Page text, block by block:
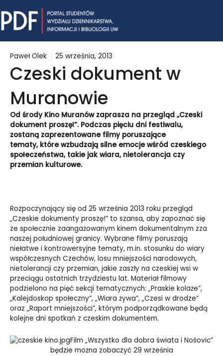
to
content
Paweł Olek 25 września, 2013
Czeski dokument w
Muranowie
Od środy Kino Muranów zaprasza na przegląd „Czeski
dokument proszę!”. Podczas pięciu dni festiwalu,
zostaną zaprezentowane filmy poruszające
tematy, które wzbudzają silne emocje wśród czeskiego
społeczeństwa, takie jak wiara, nietolerancja czy
przemian kulturowe.
Rozpoczynający się od 25 września 2013 roku przegląd
„Czeskie dokumenty proszę!” to szansa, aby zapoznać się
ze społecznie zaangażowanym kinem dokumentalnym zza
naszej południowej granicy. Wybrane filmy poruszają
niełatwe i kontrowersyjne tematy, m.in. stosunku do wiary
współczesnych Czechów, losu mniejszości narodowych,
nietolerancji czy przemian, jakie zaszły na czeskiej wsi w
przeciągu ostatnich trzydziestu lat. Materiał filmowy
podzielono na pięć sekcji tematycznych: „Praskie kolaże”,
„Kalejdoskop społeczny”, „Wiara żywa”, „Czesi w drodze”
oraz „Raport mniejszości”, którym podporządkowane będą
kolejne dni spotkań z czeskim dokumentem.
Film „Wszystko dla dobra świata i Nošovic”
będzie można zobaczyć 29 września